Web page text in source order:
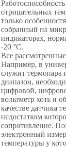
отрицательных
только
собранный на
индикаторах,
-20 °С.
Все
Например, в
служит термопара
диапазон,
цифровой,
вольтметр хоть и
качестве датчика
недостатком
сопротивление.
электронный
температуры у